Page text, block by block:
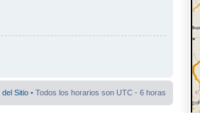
Sitio • Todos los horarios son UTC - 6 horas